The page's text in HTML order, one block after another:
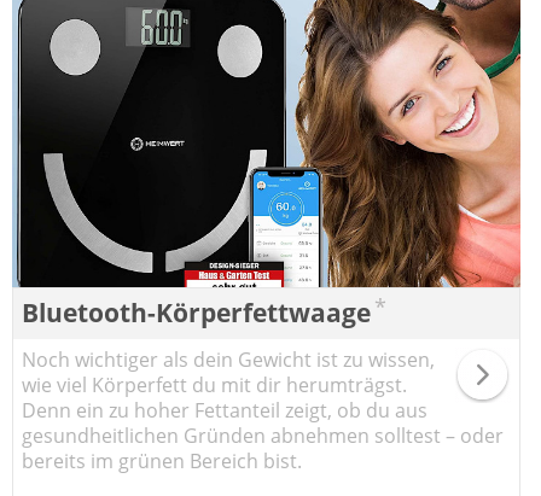
Bluetooth-Körperfettwaage*
Noch wichtiger als dein Gewicht ist zu wissen,
wie viel Körperfett du mit dir herumträgst.
Denn ein zu hoher Fettanteil zeigt, ob du aus
gesundheitlichen Gründen abnehmen solltest – oder
bereits im grünen Bereich bist.